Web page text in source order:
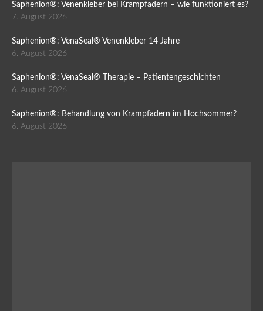
Saphenion®: Venenkleber bei Krampfadern – wie funktioniert es?
7. August 2026
Saphenion®: VenaSeal® Venenkleber 14 Jahre
6. August 2026
Saphenion®: VenaSeal® Therapie – Patientengeschichten
6. August 2026
Saphenion®: Behandlung von Krampfadern im Hochsommer?
6. August 2026